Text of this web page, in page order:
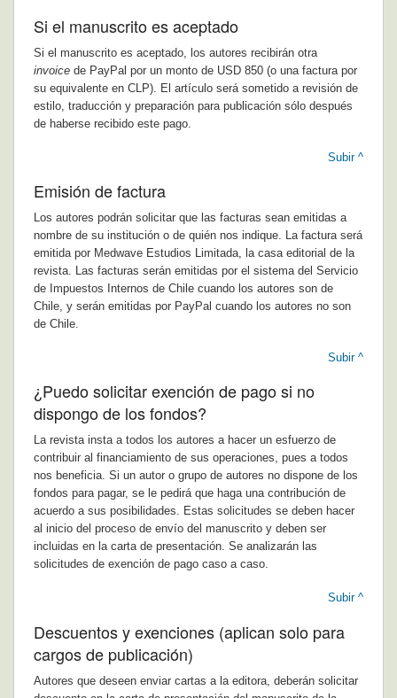
Si el manuscrito es aceptado
Si el manuscrito es aceptado, los autores recibirán otra
invoice de PayPal por un monto de USD 850 (o una factura por
su equivalente en CLP). El artículo será sometido a revisión de
estilo, traducción y preparación para publicación sólo después
de haberse recibido este pago.
Subir ^
Emisión de factura
Los autores podrán solicitar que las facturas sean emitidas a
nombre de su institución o de quién nos indique. La factura será
emitida por Medwave Estudios Limitada, la casa editorial de la
revista. Las facturas serán emitidas por el sistema del Servicio
de Impuestos Internos de Chile cuando los autores son de
Chile, y serán emitidas por PayPal cuando los autores no son
de Chile.
Subir ^
¿Puedo solicitar exención de pago si no
dispongo de los fondos?
La revista insta a todos los autores a hacer un esfuerzo de
contribuir al financiamiento de sus operaciones, pues a todos
nos beneficia. Si un autor o grupo de autores no dispone de los
fondos para pagar, se le pedirá que haga una contribución de
acuerdo a sus posibilidades. Estas solicitudes se deben hacer
al inicio del proceso de envío del manuscrito y deben ser
incluidas en la carta de presentación. Se analizarán las
solicitudes de exención de pago caso a caso.
Subir ^
Descuentos y exenciones (aplican solo para
cargos de publicación)
Autores que deseen enviar cartas a la editora, deberán solicitar